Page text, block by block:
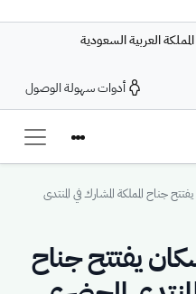
العربية السعودية
أدوات سهولة الوصول
جناح المملكة المشارك في المنتدى
يفتتح جناح